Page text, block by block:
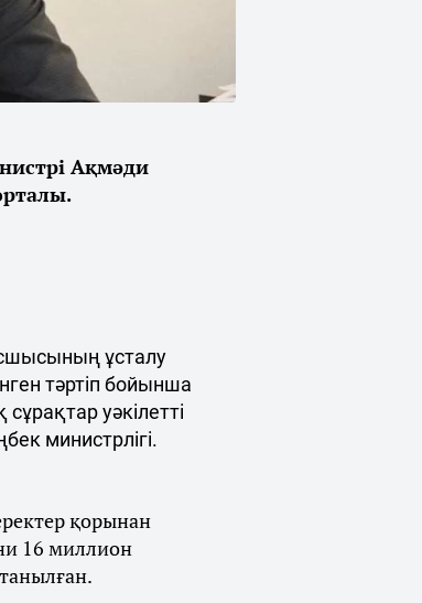
Ақмәди
ұсталу
тәртіп бойынша
уәкілетті
министрлігі.
қорынан
16 миллион